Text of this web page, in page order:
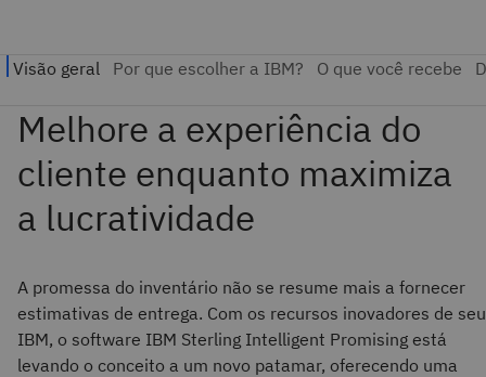
A promessa do inventário não se resume mais a fornecer
estimativas de entrega. Com os recursos inovadores de seu
IBM, o software IBM Sterling Intelligent Promising está
levando o conceito a um novo patamar, oferecendo uma